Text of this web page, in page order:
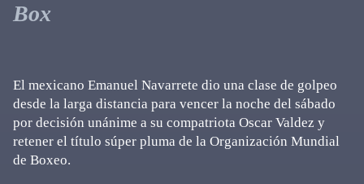
Box
El mexicano Emanuel Navarrete dio una clase de golpeo
desde la larga distancia para vencer la noche del sábado
por decisión unánime a su compatriota Oscar Valdez y
retener el título súper pluma de la Organización Mundial
de Boxeo.